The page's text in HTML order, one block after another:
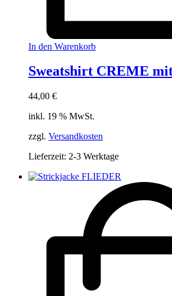
In den Warenkorb
Sweatshirt CREME
44,00 €
inkl. 19 % MwSt.
zzgl. Versandkosten
Lieferzeit: 2-3 Werktage